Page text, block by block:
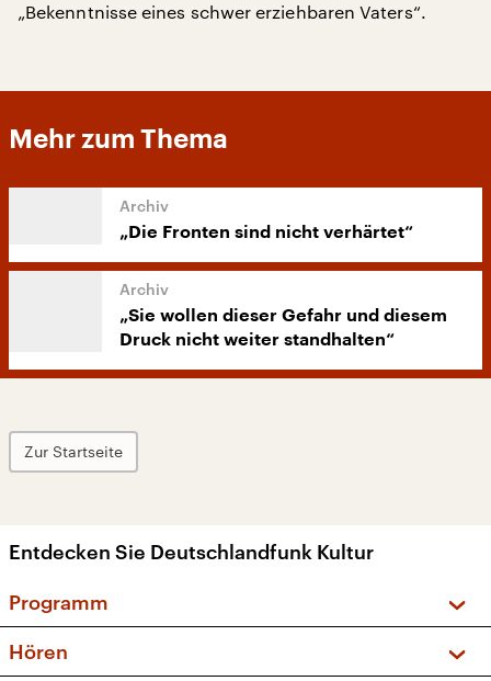
„Bekenntnisse eines schwer erziehbaren Vaters“.
Mehr zum Thema
„Die Fronten sind nicht verhärtet“
„Sie wollen dieser Gefahr und diesem
Druck nicht weiter standhalten“
Zur Startseite
Entdecken Sie Deutschlandfunk Kultur
Programm
Hören